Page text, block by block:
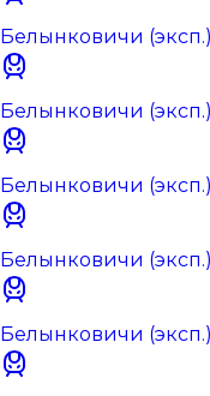
Белынковичи
Белынковичи
Белынковичи
Белынковичи
Белынковичи